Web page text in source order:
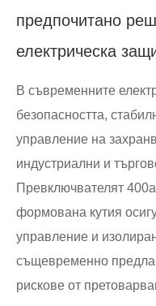
предпочитано
електрическа
В съвременните
безопасността,
управление на
индустриални и
Превключвателят
формована кутия
управление и
същевременно
рискове от